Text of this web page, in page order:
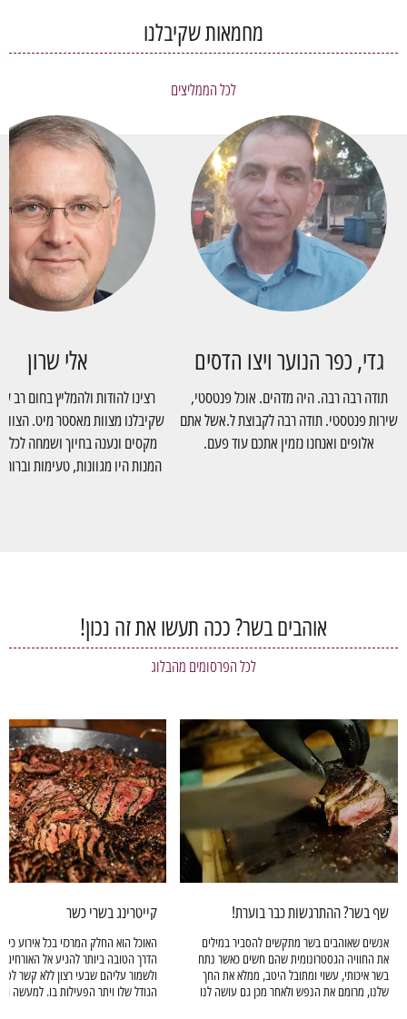
מחמאות שקיבלנו
לכל הממליצים
גדי, כפר הנוער ויצו הדסים
תודה רבה רבה. היה מדהים. אוכל פנטסטי,
שירות פנטסטי. תודה רבה לקבוצת ל.אשל אתם
אלופים ואנחנו נזמין אתכם עוד פעם.
אלי שרון
רצינו להודות ולהמליץ בחום רב
שקיבלנו מצוות מאסטר מיט.
מקסים ונענה בחיוך ושמחה לכל
המנות היו מגוונות, טעימות
אוהבים בשר? ככה תעשו את זה נכון!
לכל הפרסומים מהבלוג
שף בשר? ההתרגשות כבר בוערת!
אנשים שאוהבים בשר מתקשים להסביר במילים
את החוויה הגסטרונומית שהם חשים כאשר נתח
בשר איכותי, עשוי ומתובל היטב, ממלא את החך
שלנו, מרומם את הנפש ולאחר מכן גם עושה לנו
קייטרינג בשרי כשר
האוכל הוא החלק המרכזי בכל אירוע
הדרך הטובה ביותר להגיע אל
ולשמור עליהם שבעי רצון ללא קשר
הגודל שלו ויתר הפעילות בו. למעשה